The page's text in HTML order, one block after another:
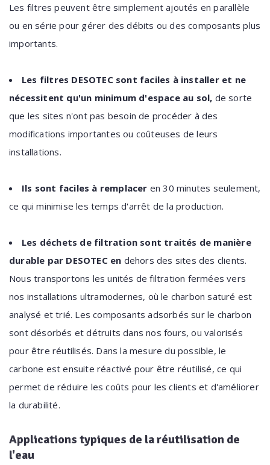
Les filtres peuvent être simplement ajoutés en parallèle
ou en série pour gérer des débits ou des composants plus
importants.
Les filtres DESOTEC sont faciles à installer et ne
nécessitent qu'un minimum d'espace au sol, de sorte
que les sites n'ont pas besoin de procéder à des
modifications importantes ou coûteuses de leurs
installations.
Ils sont faciles à remplacer en 30 minutes seulement,
ce qui minimise les temps d'arrêt de la production.
Les déchets de filtration sont traités de manière
durable par DESOTEC en dehors des sites des clients.
Nous transportons les unités de filtration fermées vers
nos installations ultramodernes, où le charbon saturé est
analysé et trié. Les composants adsorbés sur le charbon
sont désorbés et détruits dans nos fours, ou valorisés
pour être réutilisés. Dans la mesure du possible, le
carbone est ensuite réactivé pour être réutilisé, ce qui
permet de réduire les coûts pour les clients et d'améliorer
la durabilité.
Applications typiques de la réutilisation de
l'eau